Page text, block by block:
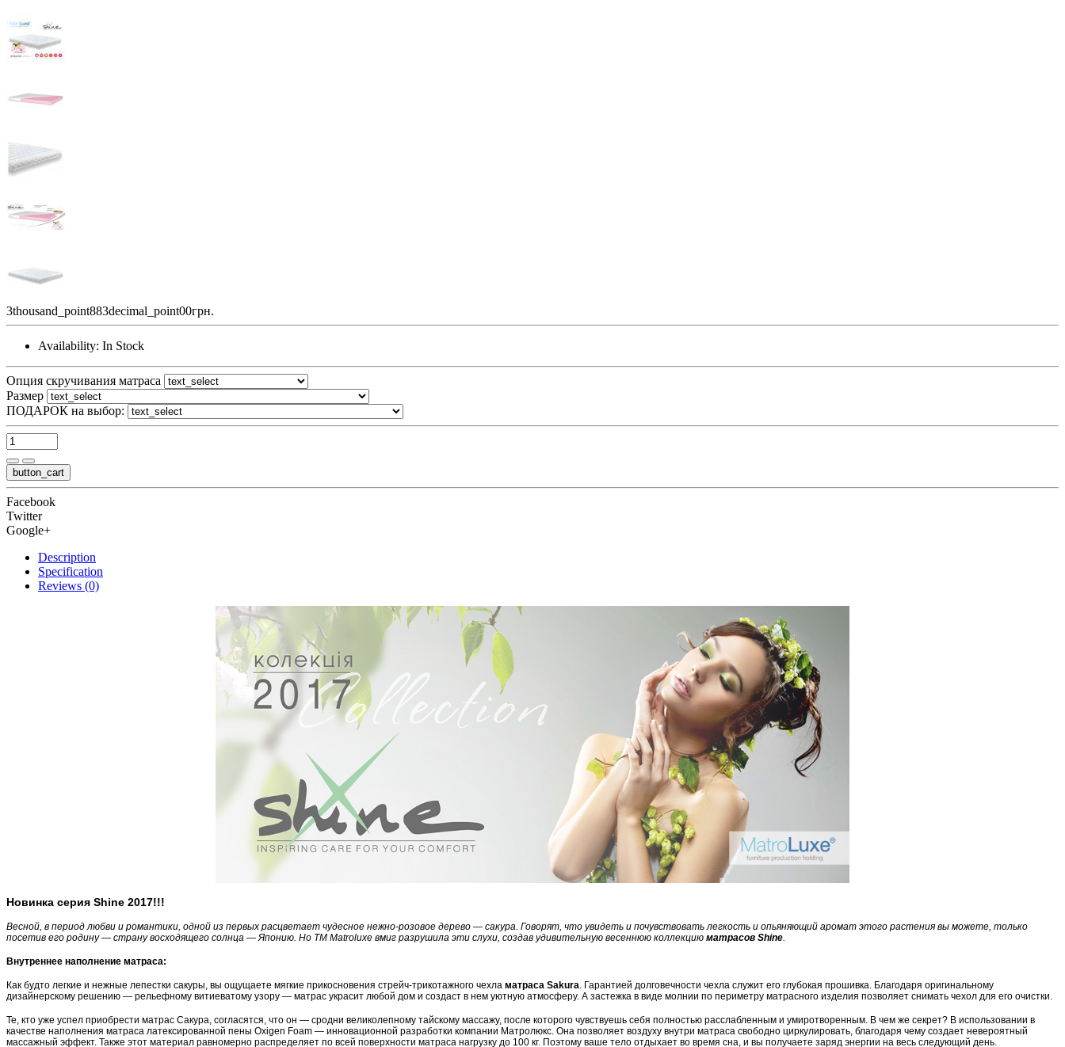
3thousand_point883decimal_point00грн.
Availability: In Stock
Опция скручивания матраса
Размер
ПОДАРОК на выбор:
button_cart
Facebook
Twitter
Google+
Description
Specification
Reviews (0)
Новинка серия Shine 2017!!!
Весной, в период любви и романтики, одной из первых расцветает чудесное нежно-розовое дерево — сакура. Говорят, что увидеть и почувствовать легкость и опьяняющий аромат этого растения вы можете, только
посетив его родину — страну восходящего солнца — Японию. Но ТМ Matroluxe вмиг разрушила эти слухи, создав удивительную весеннюю коллекцию матрасов Shine.
Внутреннее наполнение матраса:
Как будто легкие и нежные лепестки сакуры, вы ощущаете мягкие прикосновения стрейч-трикотажного чехла матраса Sakura. Гарантией долговечности чехла служит его глубокая прошивка. Благодаря оригинальному
дизайнерскому решению — рельефному витиеватому узору — матрас украсит любой дом и создаст в нем уютную атмосферу. А застежка в виде молнии по периметру матрасного изделия позволяет снимать чехол для его очистки.
Те, кто уже успел приобрести матрас Сакура, согласятся, что он — сродни великолепному тайскому массажу, после которого чувствуешь себя полностью расслабленным и умиротворенным. В чем же секрет? В использовании в
качестве наполнения матраса латексированной пены Oxigen Foam — инновационной разработки компании Матролюкс. Она позволяет воздуху внутри матраса свободно циркулировать, благодаря чему создает невероятный
массажный эффект. Также этот материал равномерно распределяет по всей поверхности матраса нагрузку до 100 кг. Поэтому ваше тело отдыхает во время сна, и вы получаете заряд энергии на весь следующий день.